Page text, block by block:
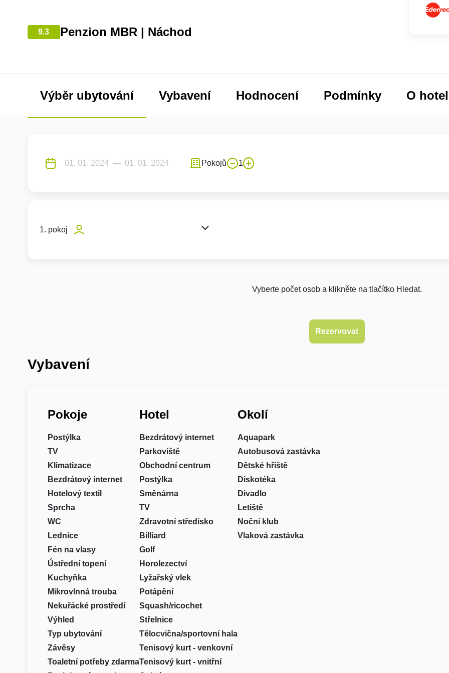
9.3 Penzion MBR | Náchod
Výběr ubytování Vybavení Hodnocení Podmínky O
Pokojů 1
1. pokoj
Vyberte počet osob a klikněte na tlačítko Hledat.
Vybavení
Pokoje
Postýlka
TV
Klimatizace
Bezdrátový internet
Hotelový textil
Sprcha
WC
Lednice
Fén na vlasy
Ústřední topení
Kuchyňka
Mikrovlnná trouba
Nekuřácké prostředí
Výhled
Typ ubytování
Závěsy
Toaletní potřeby zdarma
Hotel
Bezdrátový internet
Parkoviště
Obchodní centrum
Postýlka
Směnárna
TV
Zdravotní středisko
Billiard
Golf
Horolezectví
Lyžařský vlek
Potápění
Squash/ricochet
Střelnice
Tělocvična/sportovní hala
Tenisový kurt - venkovní
Tenisový kurt - vnitřní
Okolí
Aquapark
Autobusová zastávka
Dětské hřiště
Diskotéka
Divadlo
Letiště
Noční klub
Vlaková zastávka